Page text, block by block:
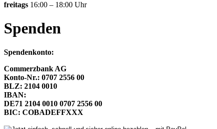
freitags 16:00 – 18:00 Uhr
Spenden
Spendenkonto:
Commerzbank AG
Konto-Nr.: 0707 2556 00
BLZ: 2104 0010
IBAN:
DE71 2104 0010 0707 2556 00
BIC: COBADEFFXXX